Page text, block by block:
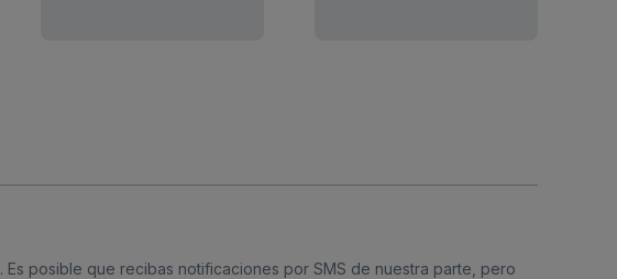
. Es posible que recibas notificaciones por SMS de nuestra parte, pero